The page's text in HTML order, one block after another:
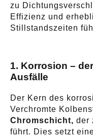
zu
Effizienz und
Stillstandszeiten
1. Korrosion –
Ausfälle
Der Kern des
Verchromte
Chromschicht, der
führt. Dies setzt